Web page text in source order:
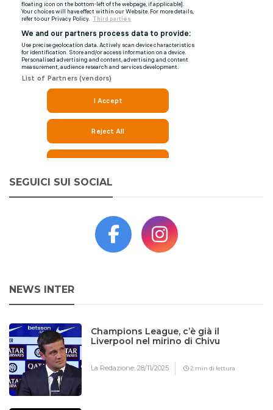
SEGUICI SUI SOCIAL
NEWS INTER
Champions League, c’è già il
Liverpool nel mirino di Chivu
La Redazione,28/11/2025 2 min di lettura